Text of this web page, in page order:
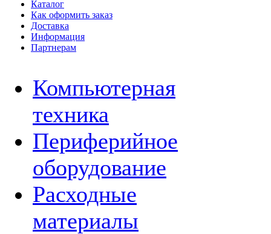
Каталог
Как оформить заказ
Доставка
Информация
Партнерам
Компьютерная
техника
Периферийное
оборудование
Расходные
материалы